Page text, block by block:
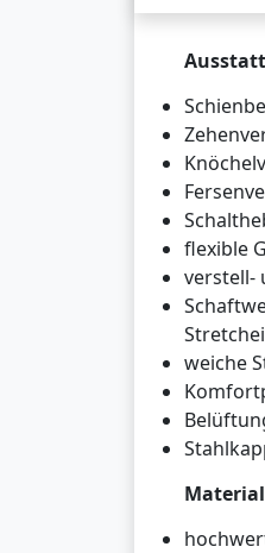
flexible
verstell-
weiche
Material